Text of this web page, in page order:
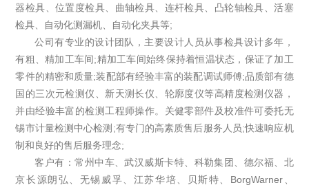
器检具、位置度检具、曲轴检具、连杆检具、凸轮轴检具、活塞
检具、自动化测漏机、自动化夹具等;
公司有专业的设计团队，主要设计人员从事检具设计多年，
有粗、精加工车间;精加工车间始终保持着恒温状态，保证了加工
零件的精密和质量;装配部有经验丰富的装配调试师傅;品质部有德
国的三次元检测仪、新天测长仪、轮廓度仪等高精度检测仪器，
并由经验丰富的检测工程师操作。关健零部件及校准件可委托无
锡市计量检测中心检测;有专门的高素质售后服务人员;快速响应机
制和良好的售后服务理念;
客户有：常州中车、武汉威斯卡特、科勒集团、德尔福、北
京长源朗弘、无锡威孚、江苏华培、贝斯特、BorgWarner、